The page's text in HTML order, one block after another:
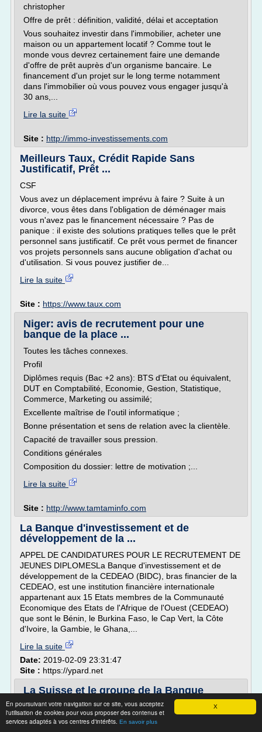
X
En poursuivant votre navigation sur ce site, vous acceptez
l'utilisation de cookies pour vous proposer des contenus et
services adaptés à vos centres d'intérêts. En savoir plus
christopher
Offre de prêt : définition, validité, délai et acceptation
Vous souhaitez investir dans l'immobilier, acheter une
maison ou un appartement locatif ? Comme tout le
monde vous devrez certainement faire une demande
d'offre de prêt auprès d'un organisme bancaire. Le
financement d'un projet sur le long terme notamment
dans l'immobilier où vous pouvez vous engager jusqu'à
30 ans,...
Lire la suite
Site : http://immo-investissements.com
Meilleurs Taux, Crédit Rapide Sans
Justificatif, Prêt ...
CSF
Vous avez un déplacement imprévu à faire ? Suite à un
divorce, vous êtes dans l'obligation de déménager mais
vous n'avez pas le financement nécessaire ? Pas de
panique : il existe des solutions pratiques telles que le prêt
personnel sans justificatif. Ce prêt vous permet de financer
vos projets personnels sans aucune obligation d'achat ou
d'utilisation. Si vous pouvez justifier de...
Lire la suite
Site : https://www.taux.com
Niger: avis de recrutement pour une
banque de la place ...
Toutes les tâches connexes.
Profil
Diplômes requis (Bac +2 ans): BTS d'Etat ou équivalent,
DUT en Comptabilité, Economie, Gestion, Statistique,
Commerce, Marketing ou assimilé;
Excellente maîtrise de l'outil informatique ;
Bonne présentation et sens de relation avec la clientèle.
Capacité de travailler sous pression.
Conditions générales
Composition du dossier: lettre de motivation ;...
Lire la suite
Site : http://www.tamtaminfo.com
La Banque d'investissement et de
développement de la ...
APPEL DE CANDIDATURES POUR LE RECRUTEMENT DE
JEUNES DIPLOMESLa Banque d'investissement et de
développement de la CEDEAO (BIDC), bras financier de la
CEDEAO, est une institution financière internationale
appartenant aux 15 Etats membres de la Communauté
Economique des Etats de l'Afrique de l'Ouest (CEDEAO)
que sont le Bénin, le Burkina Faso, le Cap Vert, la Côte
d'Ivoire, la Gambie, le Ghana,...
Lire la suite
Date: 2019-02-09 23:31:47
Site : https://ypard.net
La Suisse et le groupe de la Banque
mondiale
Dossier : Les relations de la Suisse avec le Fonds
monétaire international et la Banque mondiale